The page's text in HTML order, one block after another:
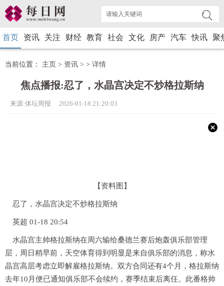
首页 资讯 关注 财经 教育 社会 文化 房产 汽车 快讯 聚
当前位置： 主页 > 资讯 > > 详情
焦点播报:忍了，水晶宫决定不炒格拉斯纳
来源:体坛周报 2026-01-18 21:20:03
【资料图】
忍了，水晶宫决定不炒格拉斯纳
英超 01-18 20:54
水晶宫主帅格拉斯纳在周六输给桑德兰赛后炮轰俱乐部管理
层，周日稍早前，天空体育得到明显是来自俱乐部的消息，称水
晶宫高层考虑立即解雇格拉斯纳。双方合同还有4个月，格拉斯纳
去年10月便已通知俱乐部不会续约，赛季结束后离任。此番格帅